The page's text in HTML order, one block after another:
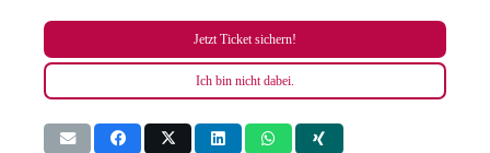
Jetzt Ticket sichern!
Ich bin nicht dabei.